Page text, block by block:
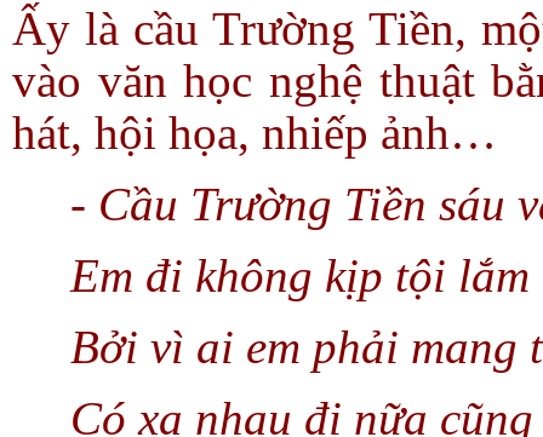
Ấy là cầu Trường Tiền,
vào văn học nghệ thuật
hát, hội họa, nhiếp ảnh…
- Cầu Trường Tiền sáu
Em đi không kịp tội
Bởi vì ai em phải mang
Có xa nhau đi nữa